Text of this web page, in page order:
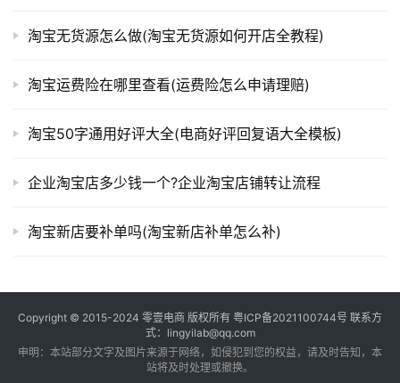
淘宝无货源怎么做(淘宝无货源如何开店全教程)
淘宝运费险在哪里查看(运费险怎么申请理赔)
淘宝50字通用好评大全(电商好评回复语大全模板)
企业淘宝店多少钱一个?企业淘宝店铺转让流程
淘宝新店要补单吗(淘宝新店补单怎么补)
Copyright © 2015-2024 零壹电商 版权所有 粤ICP备2021100744号 联系方
式：lingyilab@qq.com
申明：本站部分文字及图片来源于网络，如侵犯到您的权益，请及时告知，本
站将及时处理或撤换。